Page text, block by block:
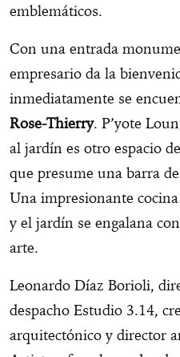
emblemáticos.
Con una entrada
empresario da la
inmediatamente se
Rose-Thierry. P’yote
al jardín es otro espacio
que presume una barra
Una impresionante
y el jardín se engalana
arte.
Leonardo Díaz Borioli,
despacho Estudio 3.14,
arquitectónico y director